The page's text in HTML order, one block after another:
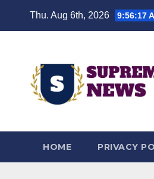
Thu. Aug 6th, 2026 9:56:18
HOME PRIVACY